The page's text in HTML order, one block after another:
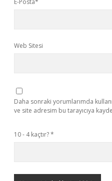
E-Posta*
Web Sitesi
Daha sonraki yorumlarımda
ve site adresim bu tarayıcıya
10 - 4 kaçtır?*